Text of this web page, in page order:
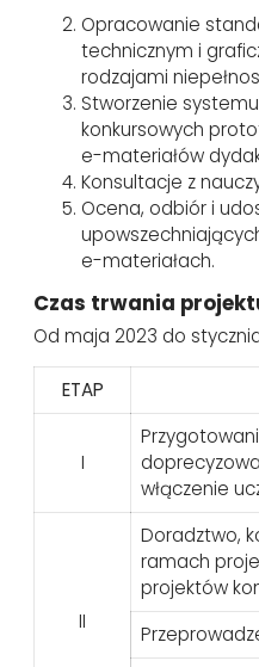
Opracowanie
technicznym i
rodzajami
Stworzenie
konkursowych
e-materiałów
Konsultacje z
Ocena, odbiór i
e-materiałach.
Czas trwania
Od maja 2023 do
ETAP
I
włączenie
II
Doradztwo,
ramach
projektów